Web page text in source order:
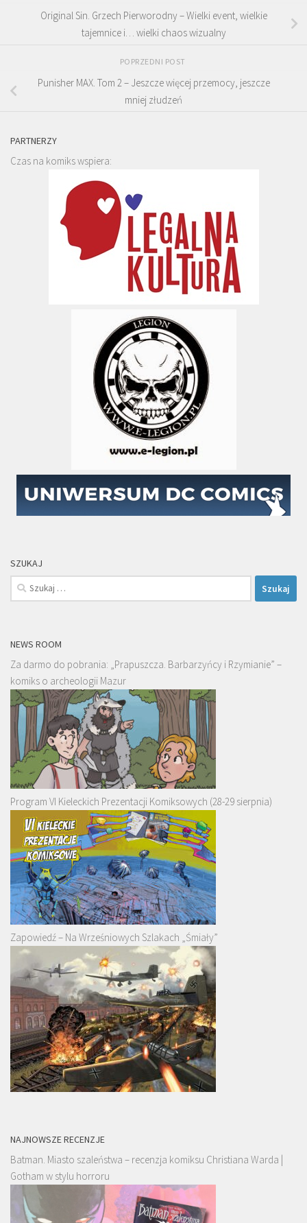
Original Sin. Grzech Pierworodny – Wielki event, wielkie
tajemnice i… wielki chaos wizualny
POPRZEDNI POST
Punisher MAX. Tom 2 – Jeszcze więcej przemocy, jeszcze
mniej złudzeń
PARTNERZY
Czas na komiks wspiera:
SZUKAJ
Szukaj:
NEWS ROOM
Za darmo do pobrania: „Prapuszcza. Barbarzyńcy i Rzymianie” –
komiks o archeologii Mazur
Program VI Kieleckich Prezentacji Komiksowych (28-29 sierpnia)
Zapowiedź – Na Wrześniowych Szlakach „Śmiały”
NAJNOWSZE RECENZJE
Batman. Miasto szaleństwa – recenzja komiksu Christiana Warda |
Gotham w stylu horroru